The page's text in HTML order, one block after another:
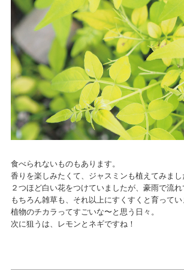
食べられないものもあります。
香りを楽しみたくて、ジャスミンも植えてみまし
２つほど白い花をつけていましたが、豪雨で流
もちろん雑草も、それ以上にすくすくと育ってい
植物のチカラってすごいな〜と思う日々。
次に狙うは、レモンとネギですね！